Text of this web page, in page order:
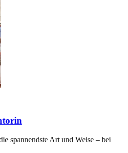
spannendste Art und Weise – bei